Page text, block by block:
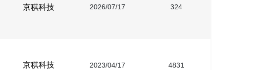
京稘科技 2026/07/17 324
京稘科技 2023/04/17 4831